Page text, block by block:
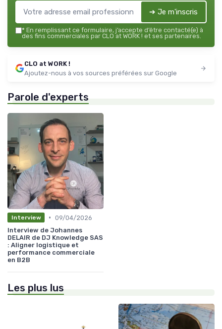
➔ Je m'inscris
* En remplissant ce formulaire, j’accepte d’être contacté(e) à
des fins commerciales par CLO at WORK ! et ses partenaires.
CLO at WORK !
Ajoutez-nous à vos sources préférées sur Google
Parole d'experts
Interview • 09/04/2026
Interview de Johannes
DELAIR de DJ Knowledge SAS
: Aligner logistique et
performance commerciale
en B2B
Les plus lus